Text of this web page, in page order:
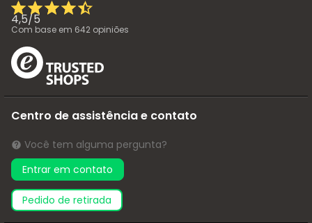
4,5/5
Com base em 642 opiniões
Centro de assistência e contato
Você tem alguma pergunta?
Entrar em contato
pedido de retirada